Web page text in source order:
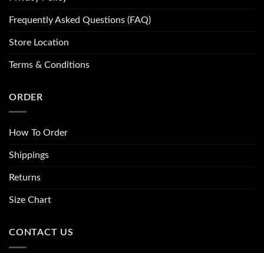
Frequently Asked Questions (FAQ)
Store Location
Terms & Conditions
ORDER
How To Order
Shippings
Returns
Size Chart
CONTACT US